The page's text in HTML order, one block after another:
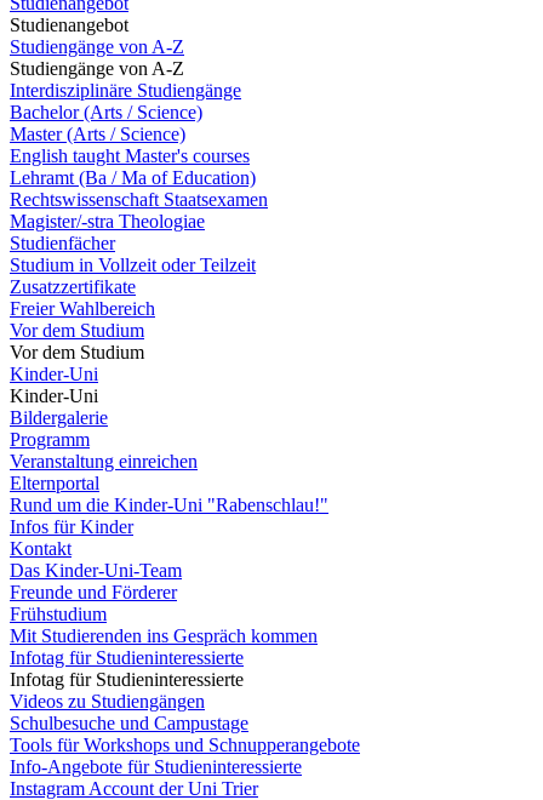
Studienangebot
Studiengänge von A-Z
Studiengänge von A-Z
Interdisziplinäre Studiengänge
Bachelor (Arts / Science)
Master (Arts / Science)
English taught Master's courses
Lehramt (Ba / Ma of Education)
Rechtswissenschaft Staatsexamen
Magister/-stra Theologiae
Studienfächer
Studium in Vollzeit oder Teilzeit
Zusatzzertifikate
Freier Wahlbereich
Vor dem Studium
Vor dem Studium
Kinder-Uni
Kinder-Uni
Bildergalerie
Programm
Veranstaltung einreichen
Elternportal
Rund um die Kinder-Uni "Rabenschlau!"
Infos für Kinder
Kontakt
Das Kinder-Uni-Team
Freunde und Förderer
Frühstudium
Mit Studierenden ins Gespräch kommen
Infotag für Studieninteressierte
Infotag für Studieninteressierte
Videos zu Studiengängen
Schulbesuche und Campustage
Tools für Workshops und Schnupperangebote
Info-Angebote für Studieninteressierte
Instagram Account der Uni Trier